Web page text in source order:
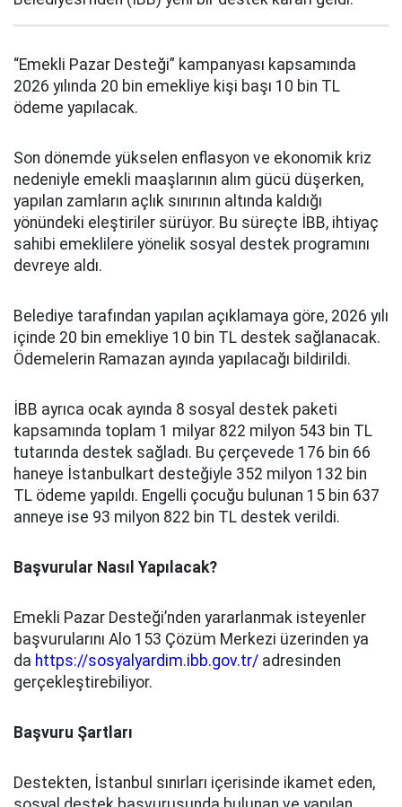
“Emekli Pazar Desteği” kampanyası kapsamında
2026 yılında 20 bin emekliye kişi başı 10 bin TL
ödeme yapılacak.
Son dönemde yükselen enflasyon ve ekonomik kriz
nedeniyle emekli maaşlarının alım gücü düşerken,
yapılan zamların açlık sınırının altında kaldığı
yönündeki eleştiriler sürüyor. Bu süreçte İBB, ihtiyaç
sahibi emeklilere yönelik sosyal destek programını
devreye aldı.
Belediye tarafından yapılan açıklamaya göre, 2026 yılı
içinde 20 bin emekliye 10 bin TL destek sağlanacak.
Ödemelerin Ramazan ayında yapılacağı bildirildi.
İBB ayrıca ocak ayında 8 sosyal destek paketi
kapsamında toplam 1 milyar 822 milyon 543 bin TL
tutarında destek sağladı. Bu çerçevede 176 bin 66
haneye İstanbulkart desteğiyle 352 milyon 132 bin
TL ödeme yapıldı. Engelli çocuğu bulunan 15 bin 637
anneye ise 93 milyon 822 bin TL destek verildi.
Başvurular Nasıl Yapılacak?
Emekli Pazar Desteği’nden yararlanmak isteyenler
başvurularını Alo 153 Çözüm Merkezi üzerinden ya
da https://sosyalyardim.ibb.gov.tr/ adresinden
gerçekleştirebiliyor.
Başvuru Şartları
Destekten, İstanbul sınırları içerisinde ikamet eden,